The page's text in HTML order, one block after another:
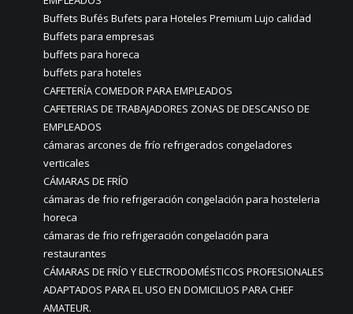
Buffets Bufés Bufets para Hoteles Premium Lujo calidad
Buffets para empresas
buffets para horeca
buffets para hoteles
CAFETERÍA COMEDOR PARA EMPLEADOS
CAFETERIAS DE TRABAJADORES ZONAS DE DESCANSO DE
EMPLEADOS
cámaras arcones de frío refrigerados congeladores
verticales
CÁMARAS DE FRÍO
cámaras de frio refrigeración congelación para hosteleria
horeca
cámaras de frio refrigeración congelación para
restaurantes
CÁMARAS DE FRÍO Y ELECTRODOMÉSTICOS PROFESIONALES
ADAPTADOS PARA EL USO EN DOMICILIOS PARA CHEF
AMATEUR.